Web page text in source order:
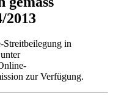
2013
Streitbeilegung in
zur Verfügung.